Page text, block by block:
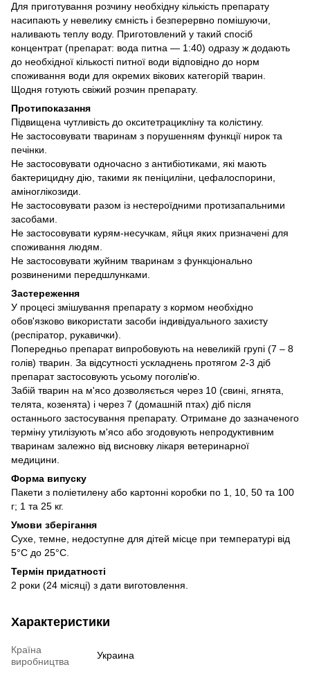
Для приготування розчину необхідну кількість препарату
насипають у невелику ємність і безперервно помішуючи,
наливають теплу воду. Приготовлений у такий спосіб
концентрат (препарат: вода питна — 1:40) одразу ж додають
до необхідної кількості питної води відповідно до норм
споживання води для окремих вікових категорій тварин.
Щодня готують свіжий розчин препарату.
Протипоказання
Підвищена чутливість до окситетрацикліну та колістину.
Не застосовувати тваринам з порушенням функції нирок та
печінки.
Не застосовувати одночасно з антибіотиками, які мають
бактерицидну дію, такими як пеніциліни, цефалоспорини,
аміноглікозиди.
Не застосовувати разом із нестероїдними протизапальними
засобами.
Не застосовувати курям-несучкам, яйця яких призначені для
споживання людям.
Не застосовувати жуйним тваринам з функціонально
розвиненими передшлунками.
Застереження
У процесі змішування препарату з кормом необхідно
обов'язково використати засоби індивідуального захисту
(респіратор, рукавички).
Попередньо препарат випробовують на невеликій групі (7 – 8
голів) тварин. За відсутності ускладнень протягом 2-3 діб
препарат застосовують усьому поголів'ю.
Забій тварин на м'ясо дозволяється через 10 (свині, ягнята,
телята, козенята) і через 7 (домашній птах) діб після
останнього застосування препарату. Отримане до зазначеного
терміну утилізують м'ясо або згодовують непродуктивним
тваринам залежно від висновку лікаря ветеринарної
медицини.
Форма випуску
Пакети з поліетилену або картонні коробки по 1, 10, 50 та 100
г; 1 та 25 кг.
Умови зберігання
Сухе, темне, недоступне для дітей місце при температурі від
5°С до 25°С.
Термін придатності
2 роки (24 місяці) з дати виготовлення.
Характеристики
Країна
виробництва
Украина